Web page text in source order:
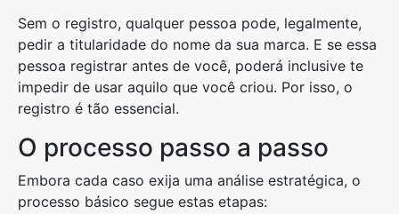
Sem o registro, qualquer pessoa pode, legalmente,
pedir a titularidade do nome da sua marca. E se essa
pessoa registrar antes de você, poderá inclusive te
impedir de usar aquilo que você criou. Por isso, o
registro é tão essencial.
O processo passo a passo
Embora cada caso exija uma análise estratégica, o
processo básico segue estas etapas: